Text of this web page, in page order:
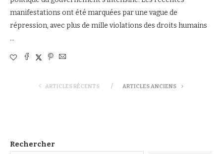
manifestations ont été marquées par une vague de
répression, avec plus de mille violations des droits humains
…
ARTICLES RÉCENTS ARTICLES ANCIENS
Rechercher